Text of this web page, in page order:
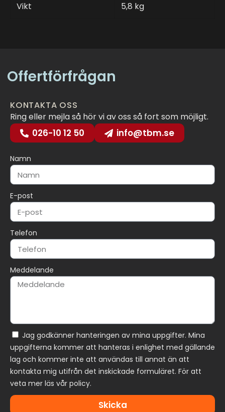
Vikt 5,8 kg
Offertförfrågan
Namn
E-post
Telefon
Meddelande
Jag godkänner hanteringen av mina uppgifter. Mina
uppgifterna kommer att hanteras i enlighet med gällande
lag och kommer inte att användas till annat än att
kontakta mig utifrån det inskickade formuläret. För att
veta mer läs vår policy.
Skicka
KONTAKTA OSS
Ring eller mejla så hör vi av oss så fort som möjligt.
026-10 12 50 info@tbm.se